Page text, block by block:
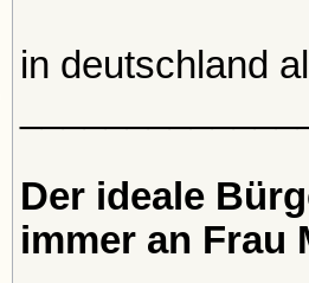
in deutschland
Der ideale
immer an Frau